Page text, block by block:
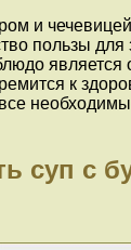
и
пользы для
является
к
суп с